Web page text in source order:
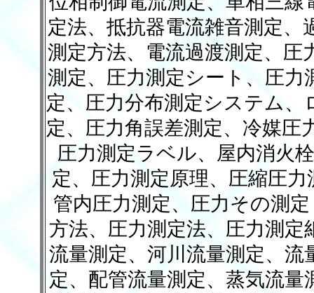
定法、抵抗器電流雑音測定
測定方法、電流過渡測定、
測定、圧力測定シート、圧
定、圧力分布測定システム
定、圧力角誤差測定、冷媒圧
圧力測定ラベル、屋内消火
定、圧力測定原理、圧縮圧
管内圧力測定、圧力その測
方法、圧力測定法、圧力測
流量測定、河川流量測定、
定、配管流量測定、蒸気流